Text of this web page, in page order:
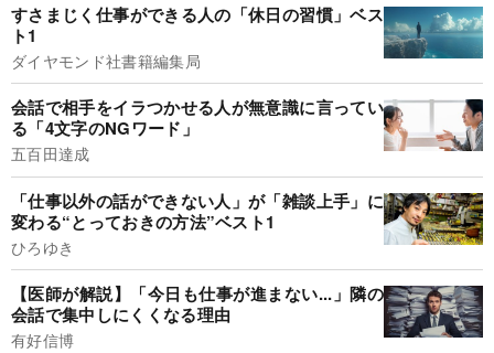
すさまじく仕事ができる人の「休日の習慣」ベス
ト1
ダイヤモンド社書籍編集局
会話で相手をイラつかせる人が無意識に言ってい
る「4文字のNGワード」
五百田達成
「仕事以外の話ができない人」が「雑談上手」に
変わる“とっておきの方法”ベスト1
ひろゆき
【医師が解説】「今日も仕事が進まない...」隣の
会話で集中しにくくなる理由
有好信博